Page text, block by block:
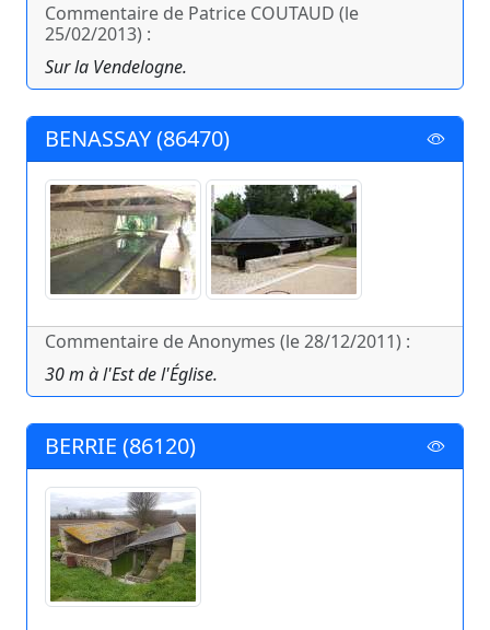
Commentaire de Patrice COUTAUD (le
25/02/2013) :
Sur la Vendelogne.
BENASSAY (86470)
Commentaire de Anonymes (le 28/12/2011) :
30 m à l'Est de l'Église.
BERRIE (86120)